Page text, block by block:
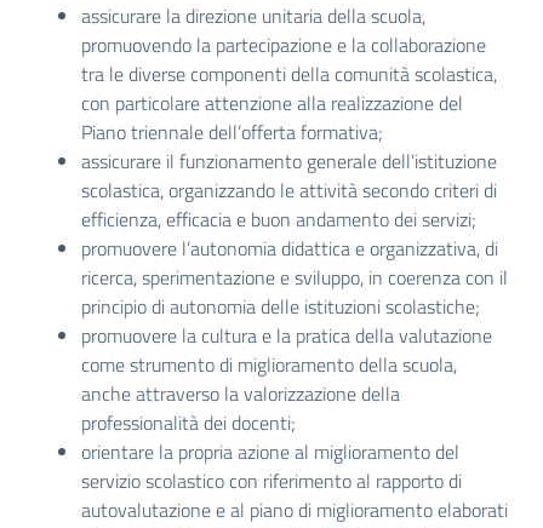
assicurare la direzione unitaria della scuola,
promuovendo la partecipazione e la collaborazione
tra le diverse componenti della comunità scolastica,
con particolare attenzione alla realizzazione del
Piano triennale dell’offerta formativa;
assicurare il funzionamento generale dell’istituzione
scolastica, organizzando le attività secondo criteri di
efficienza, efficacia e buon andamento dei servizi;
promuovere l’autonomia didattica e organizzativa, di
ricerca, sperimentazione e sviluppo, in coerenza con il
principio di autonomia delle istituzioni scolastiche;
promuovere la cultura e la pratica della valutazione
come strumento di miglioramento della scuola,
anche attraverso la valorizzazione della
professionalità dei docenti;
orientare la propria azione al miglioramento del
servizio scolastico con riferimento al rapporto di
autovalutazione e al piano di miglioramento elaborati